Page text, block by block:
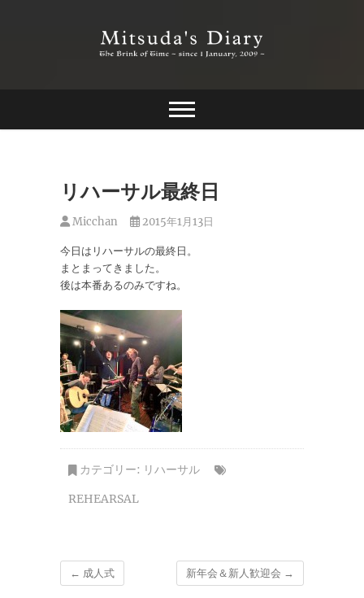
Mitsuda's Diary
リハーサル最終日
Micchan 2015年1月13日
今日はリハーサルの最終日。
まとまってきました。
後は本番あるのみですね。
カテゴリー: リハーサル
REHEARSAL
← 成人式 新年会＆新人歓迎会 →